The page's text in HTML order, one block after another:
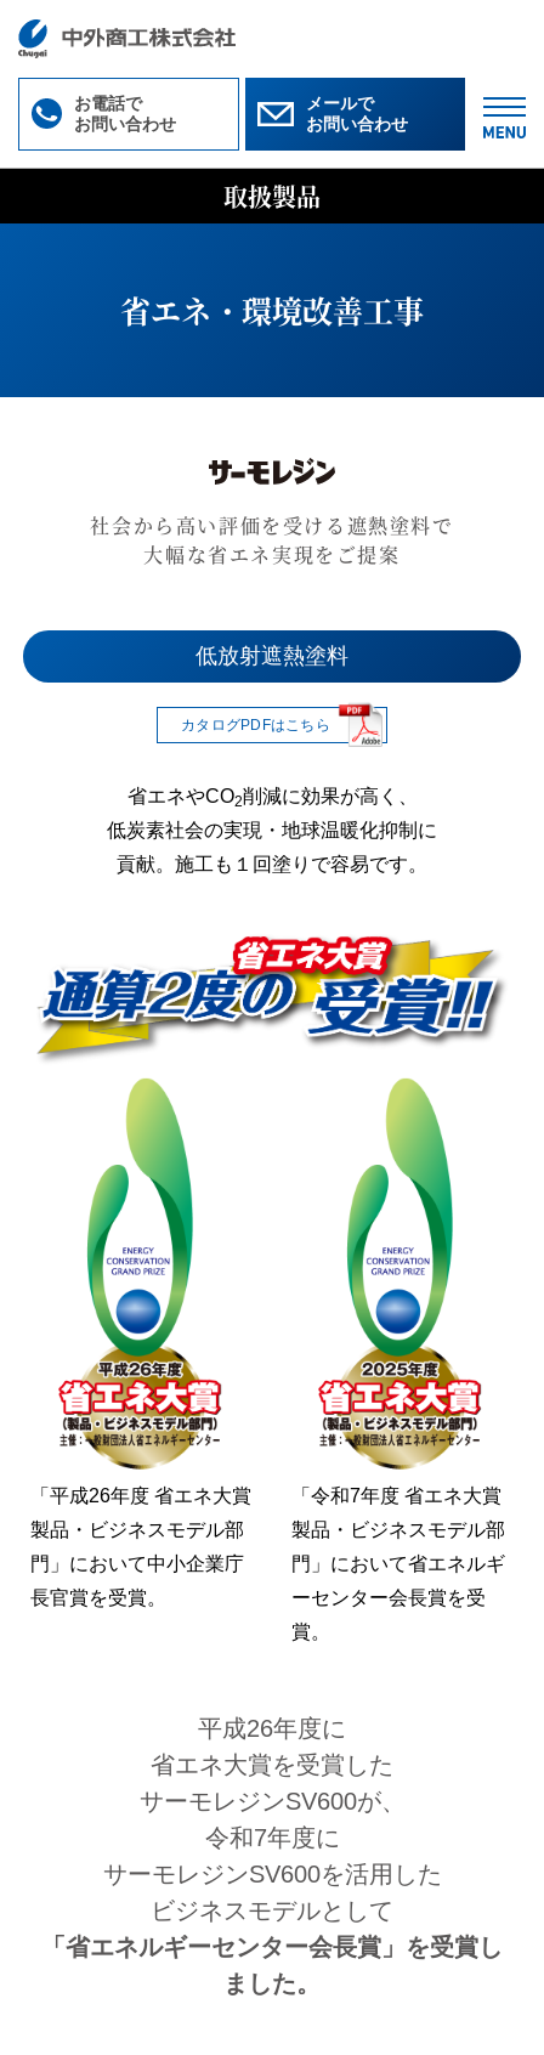
お電話で
お問い合わせ
メールで
お問い合わせ
取扱製品
省エネ・環境改善工事
社会から高い評価を受ける遮熱塗料で
大幅な省エネ実現をご提案
低放射遮熱塗料
カタログPDFはこちら
省エネやCO2削減に効果が高く、
低炭素社会の実現・ 地球温暖化抑制に
貢献。施工も１回塗りで容易です。
「平成26年度 省エネ大賞
製品・ビジネスモデル部
門」において中小企業庁
長官賞を受賞。
「令和7年度 省エネ大賞
製品・ビジネスモデル部
門」において省エネルギ
ーセンター会長賞を受
賞。
平成26年度に
省エネ大賞を受賞した
サーモレジンSV600が、
令和7年度に
サーモレジンSV600を活用した
ビジネスモデルとして
「省エネルギーセンター会長賞」を受賞し
ました。